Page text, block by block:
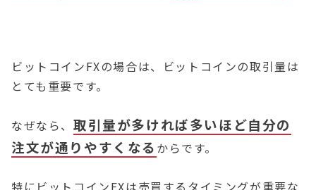
ビットコインFXの場合は、ビットコインの取引量は
とても重要です。
なぜなら、 取引量が多ければ多いほど自分の
注文が通りやすくなる からです。
特にビットコインFXは売買するタイミングが重要な